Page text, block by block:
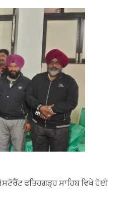
ਫਤਿਹਗੜ੍ਹ ਸਾਹਿਬ ਵਿਖੇ ਹੋਈ